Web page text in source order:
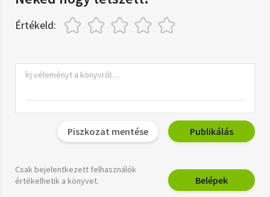
Értékeld:
Piszkozat mentése Publikálás
Csak bejelentkezett felhasználók
értékelhetik a könyvet.
Belépek